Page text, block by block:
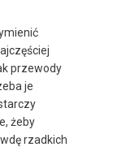
przewody
je
żeby
rzadkich